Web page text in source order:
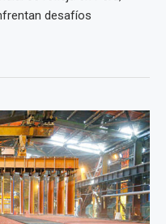
desafíos